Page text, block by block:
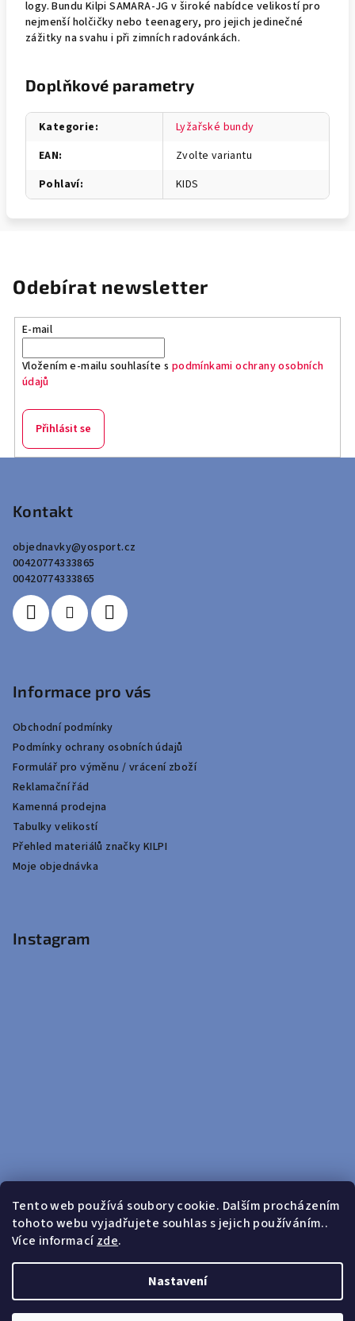
Tento web používá soubory cookie. Dalším procházením
tohoto webu vyjadřujete souhlas s jejich používáním..
Více informacízde.
Nastavení
logy. Bundu Kilpi SAMARA-JG v široké nabídce velikostí pro
nejmenší holčičky nebo teenagery, pro jejich jedinečné
zážitky na svahu i při zimních radovánkách.
Doplňkové parametry
Kategorie:
Lyžařské bundy
EAN:
Zvolte variantu
Pohlaví: KIDS
Odebírat newsletter
E-mail
Vložením e-mailu souhlasíte s podmínkami ochrany osobních
údajů
Přihlásit se
Kontakt
objednavky@yosport.cz
00420774333865
00420774333865
Informace pro vás
Obchodní podmínky
Podmínky ochrany osobních údajů
Formulář pro výměnu / vrácení zboží
Reklamační řád
Kamenná prodejna
Tabulky velikostí
Přehled materiálů značky KILPI
Moje objednávka
Instagram
Sledovat na Instagramu
Doprava zdarma od 599 Kč